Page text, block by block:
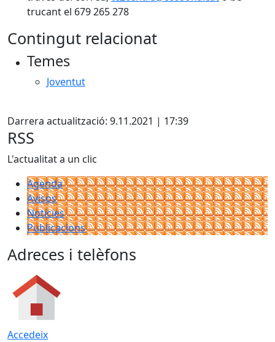
trucant el 679 265 278
Contingut relacionat
Temes
Joventut
Darrera actualització: 9.11.2021 | 17:39
RSS
L'actualitat a un clic
Agenda
Avisos
Notícies
Publicacions
Adreces i telèfons
Accedeix